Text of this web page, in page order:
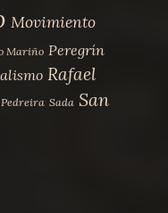
Movimiento
Mariño Peregrín
Rafael
Pedreira Sada San